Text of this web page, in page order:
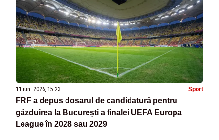
11 iun. 2026, 15:23 Sport
FRF a depus dosarul de candidatură pentru
găzduirea la București a finalei UEFA Europa
League în 2028 sau 2029